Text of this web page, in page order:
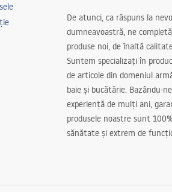
De atunci, ca răspuns la
dumneavoastră, ne
produse noi, de înaltă
Suntem specializați în
de articole din domeniul
baie și bucătărie. Bazându-
experiență de mulți ani,
produsele noastre sunt
sănătate și extrem de